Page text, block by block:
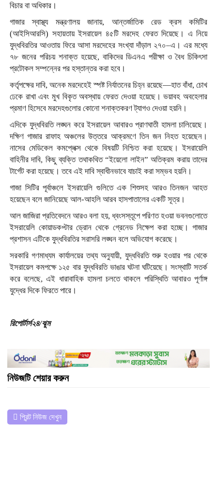
বিচার বা অধিকার।
গাজার স্বাস্থ্য মন্ত্রণালয় জানায়, আন্তর্জাতিক রেড ক্রস কমিটির
(আইসিআরসি) সহায়তায় ইসরায়েল ৪৫টি মরদেহ ফেরত দিয়েছে। এ নিয়ে
যুদ্ধবিরতির আওতায় ফিরে আসা মরদেহের সংখ্যা দাঁড়াল ২৭০–এ। এর মধ্যে
৭৮ জনের পরিচয় শনাক্ত হয়েছে, বাকিদের ডিএনএ পরীক্ষা ও বৈধ চিকিৎসা
প্রটোকল সম্পন্নের পর হস্তান্তর করা হবে।
কর্তৃপক্ষের দাবি, অনেক মরদেহেই স্পষ্ট নির্যাতনের চিহ্ন রয়েছে—হাত বাঁধা, চোখ
ঢেকে রাখা এবং মুখ বিকৃত অবস্থায় ফেরত দেওয়া হয়েছে। ভয়াবহ অবহেলার
প্রমাণ হিসেবে মরদেহগুলোর কোনো শনাক্তকরণ ট্যাগও দেওয়া হয়নি।
এদিকে যুদ্ধবিরতি লঙ্ঘন করে ইসরায়েল আবারও প্রাণঘাতী হামলা চালিয়েছে।
দক্ষিণ গাজার রাফাহ অঞ্চলের উত্তরে আক্রমণে তিন জন নিহত হয়েছেন।
নাসের মেডিকেল কমপ্লেক্স থেকে বিষয়টি নিশ্চিত করা হয়েছে। ইসরায়েলি
বাহিনীর দাবি, কিছু ব্যক্তি তথাকথিত “ইয়েলো লাইন” অতিক্রম করায় তাদের
টার্গেট করা হয়েছে। তবে এই দাবি স্বাধীনভাবে যাচাই করা সম্ভব হয়নি।
গাজা সিটির পূর্বাঞ্চলে ইসরায়েলি গুলিতে এক শিশুসহ আরও তিনজন আহত
হয়েছেন বলে জানিয়েছে আল-আহলি আরব হাসপাতালের একটি সূত্র।
আল জাজিরা প্রতিবেদনে আরও বলা হয়, ধ্বংসস্তূপে পরিণত হওয়া ভবনগুলোতে
ইসরায়েলি কোয়াডকপ্টার ড্রোন থেকে গ্রেনেড নিক্ষেপ করা হচ্ছে। গাজার
প্রশাসন এটিকে যুদ্ধবিরতির সরাসরি লঙ্ঘন বলে অভিযোগ করেছে।
সরকারি গণমাধ্যম কার্যালয়ের তথ্য অনুযায়ী, যুদ্ধবিরতি শুরু হওয়ার পর থেকে
ইসরায়েল কমপক্ষে ১২৫ বার যুদ্ধবিরতি ভাঙার ঘটনা ঘটিয়েছে। সংস্থাটি সতর্ক
করে বলেছে, এই ধারাবাহিক হামলা চলতে থাকলে পরিস্থিতি আবারও পূর্ণাঙ্গ
যুদ্ধের দিকে ফিরতে পারে।
রিপোর্টার্স২৪/ঝুম
নিউজটি শেয়ার করুন
প্রিন্ট নিউজ দেখুন